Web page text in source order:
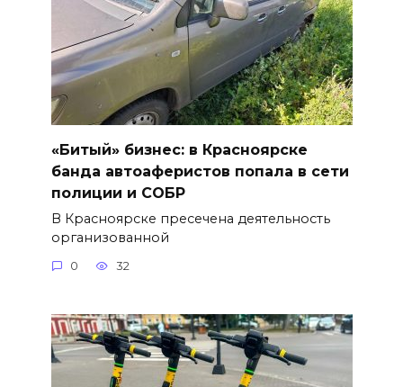
«Битый» бизнес: в Красноярске
банда автоаферистов попала в сети
полиции и СОБР
В Красноярске пресечена деятельность
организованной
0 32